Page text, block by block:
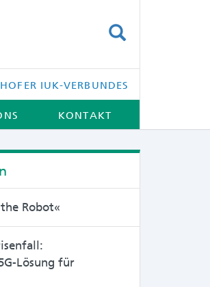
IUK-VERBUNDES
KONTAKT
the Robot«
Lösung für